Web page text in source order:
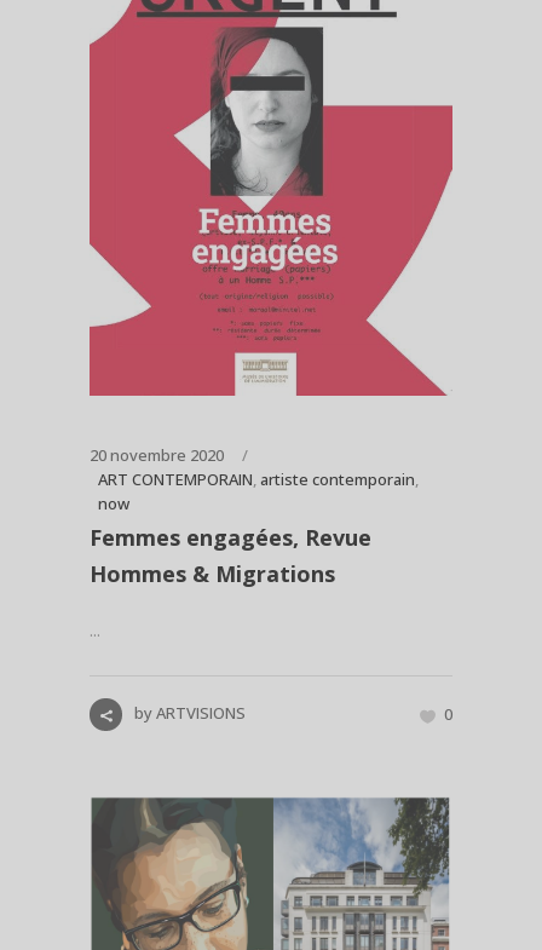
20 novembre 2020
ART CONTEMPORAIN, artiste contemporain,
now
Femmes engagées, Revue
Hommes & Migrations
...
byARTVISIONS 0